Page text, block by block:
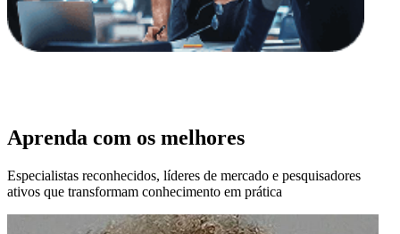
Aprenda com os melhores
Especialistas reconhecidos, líderes de mercado e pesquisadores
ativos que transformam conhecimento em prática